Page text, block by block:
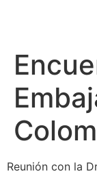
Reunión con la